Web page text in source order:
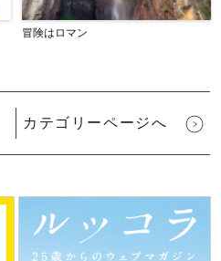
冒険はロマン
カテゴリーページへ